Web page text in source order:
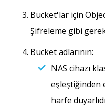
Bucket'lar için
Şifreleme gibi
Bucket adlarının:
NAS cihazı
eşleştiğinden
harfe